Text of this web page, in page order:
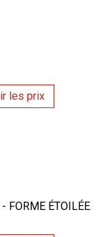
les prix
FORME ÉTOILÉE